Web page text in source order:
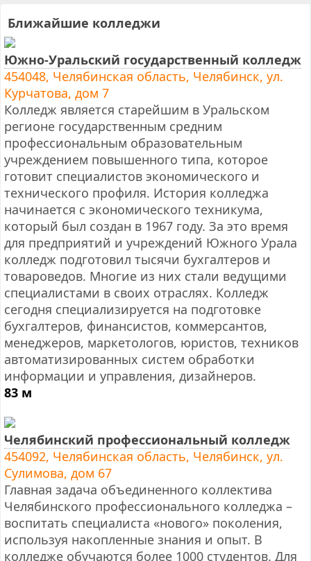
Ближайшие колледжи
Южно-Уральский государственный колледж
454048, Челябинская область, Челябинск, ул.
Курчатова, дом 7
Колледж является старейшим в Уральском
регионе государственным средним
профессиональным образовательным
учреждением повышенного типа, которое
готовит специалистов экономического и
технического профиля. История колледжа
начинается с экономического техникума,
который был создан в 1967 году. За это время
для предприятий и учреждений Южного Урала
колледж подготовил тысячи бухгалтеров и
товароведов. Многие из них стали ведущими
специалистами в своих отраслях. Колледж
сегодня специализируется на подготовке
бухгалтеров, финансистов, коммерсантов,
менеджеров, маркетологов, юристов, техников
автоматизированных систем обработки
информации и управления, дизайнеров.
83 м
Челябинский профессиональный колледж
454092, Челябинская область, Челябинск, ул.
Сулимова, дом 67
Главная задача объединенного коллектива
Челябинского профессионального колледжа –
воспитать специалиста «нового» поколения,
используя накопленные знания и опыт. В
колледже обучаются более 1000 студентов. Для